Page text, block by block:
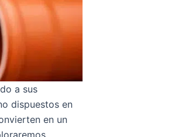
a sus
dispuestos en
en un